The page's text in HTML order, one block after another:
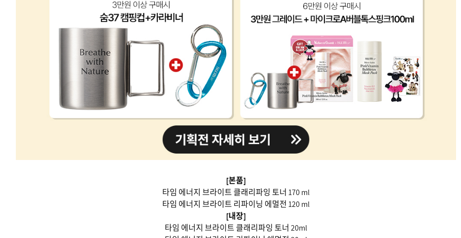
[본품]
타임 에너지 브라이트 클래리파잉 토너 170 ml
타임 에너지 브라이트 리파이닝 에멀전 120 ml
[내장]
타임 에너지 브라이트 클래리파잉 토너 20ml